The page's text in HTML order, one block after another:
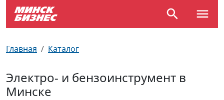
Главная Каталог
Электро- и бензоинструмент в
Минске
Возле метро
Почтовые индексы
Схема метро